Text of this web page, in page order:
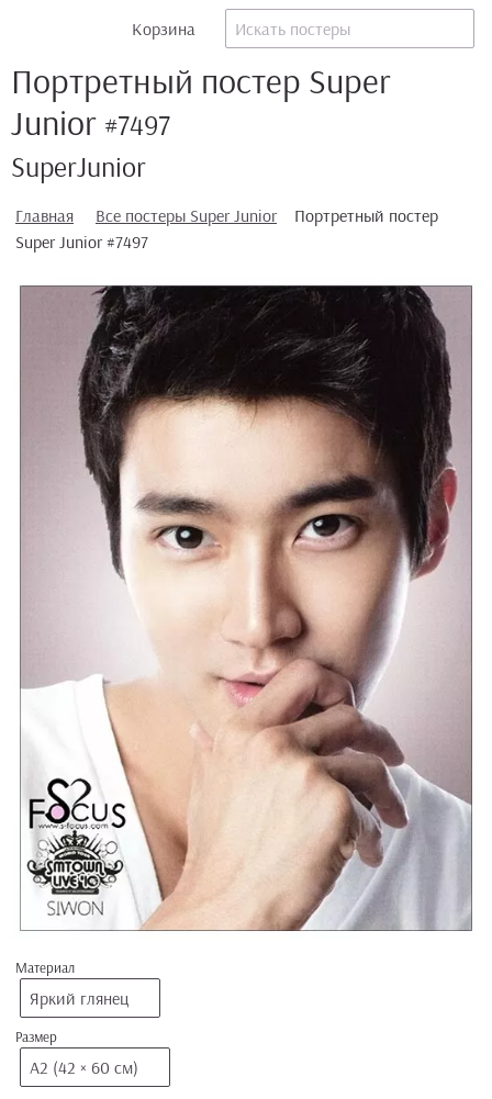
Корзина
Портретный постер Super
Junior #7497
SuperJunior
Главная Все постеры Super Junior
Портретный постер
Super Junior #7497
Материал
Яркий глянец
Размер
А2 (42 × 60 см)